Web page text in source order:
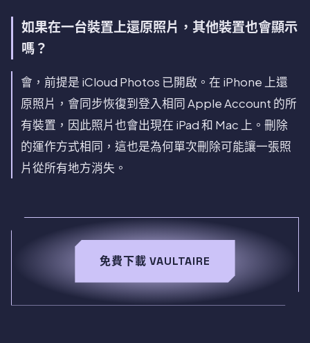
如果在一台裝置上還原照片，其他裝置也會顯示
嗎？
會，前提是 iCloud Photos 已開啟。在 iPhone 上還
原照片，會同步恢復到登入相同 Apple Account 的所
有裝置，因此照片也會出現在 iPad 和 Mac 上。刪除
的運作方式相同，這也是為何單次刪除可能讓一張照
片從所有地方消失。
免費下載 VAULTAIRE